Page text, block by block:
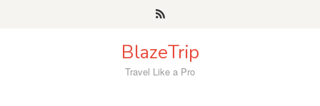
BlazeTrip
Travel Like a Pro